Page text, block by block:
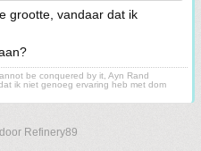
grootte, vandaar dat ik
be conquered by it, Ayn Rand
ik niet genoeg ervaring heb met dom
Refinery89